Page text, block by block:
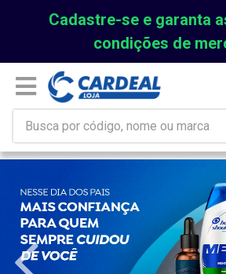
Cadastre-se e garanta
condições de